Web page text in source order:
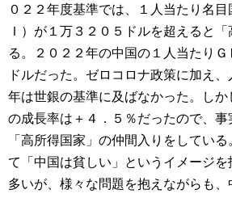
０２２年度基準では、１人当たり名目
Ｉ）が１万３２０５ドルを超えると
る。２０２２年の中国の１人当たりＧ
ドルだった。ゼロコロナ政策に加え
年は世銀の基準に及ばなかった。しか
の成長率は＋４．５％だったので、事
「高所得国家」の仲間入りをしてい
て「中国は貧しい」というイメージ
多いが、様々な問題を抱えながらも、